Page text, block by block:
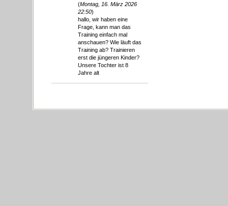
(Montag, 16. März 2026
22:50)
hallo, wir haben eine
Frage, kann man das
Training einfach mal
anschauen? Wie läuft das
Training ab? Trainieren
erst die jüngeren Kinder?
Unsere Tochter ist 8
Jahre alt